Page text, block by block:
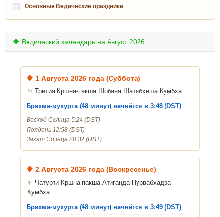
Основные Ведические праздники
🔶 Ведический календарь на Август 2026
🔶 1 Августа 2026 года (Суббота)
✨ Трития Кршна-пакша Шобана Шатабхиша Кумбха
Брахма-мухурта (48 минут) начнётся в 3:48 (DST)
Восход Солнца 5:24 (DST)
Полдень 12:58 (DST)
Закат Солнца 20:32 (DST)
🔶 2 Августа 2026 года (Воскресенье)
✨ Чатурти Кршна-пакша Атиганда Пурвабхадра
Кумбха
Брахма-мухурта (48 минут) начнётся в 3:49 (DST)